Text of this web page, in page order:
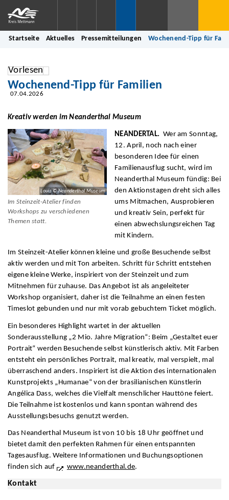
Startseite Aktuelles Pressemitteilungen Wochenend-Tipp für
Vorlesen
Wochenend-Tipp für Familien
07.04.2026
Kreativ werden im Neanderthal Museum
Louis © Neanderthal Museum
Im Steinzeit-Atelier finden
Workshops zu verschiedenen
Themen statt.
NEANDERTAL. Wer am Sonntag,
12. April, noch nach einer
besonderen Idee für einen
Familienausflug sucht, wird im
Neanderthal Museum fündig: Bei
den Aktionstagen dreht sich alles
ums Mitmachen, Ausprobieren
und kreativ Sein, perfekt für
einen abwechslungsreichen Tag
mit Kindern.
Im Steinzeit-Atelier können kleine und große Besuchende selbst
aktiv werden und mit Ton arbeiten. Schritt für Schritt entstehen
eigene kleine Werke, inspiriert von der Steinzeit und zum
Mitnehmen für zuhause. Das Angebot ist als angeleiteter
Workshop organisiert, daher ist die Teilnahme an einen festen
Timeslot gebunden und nur mit vorab gebuchtem Ticket möglich.
Ein besonderes Highlight wartet in der aktuellen
Sonderausstellung „2 Mio. Jahre Migration“: Beim „Gestaltet euer
Portrait“ werden Besuchende selbst künstlerisch aktiv. Mit Farben
entsteht ein persönliches Portrait, mal kreativ, mal verspielt, mal
überraschend anders. Inspiriert ist die Aktion des internationalen
Kunstprojekts „Humanae“ von der brasilianischen Künstlerin
Angélica Dass, welches die Vielfalt menschlicher Hauttöne feiert.
Die Teilnahme ist kostenlos und kann spontan während des
Ausstellungsbesuchs genutzt werden.
Das Neanderthal Museum ist von 10 bis 18 Uhr geöffnet und
bietet damit den perfekten Rahmen für einen entspannten
Tagesausflug. Weitere Informationen und Buchungsoptionen
finden sich auf
www.neanderthal.de.
Kontakt